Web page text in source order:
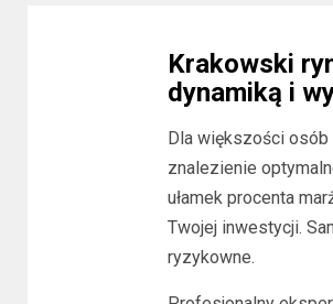
Krakowski
dynamiką i
Dla większości osób
znalezienie
ułamek procenta
Twojej inwestycji.
ryzykowne.